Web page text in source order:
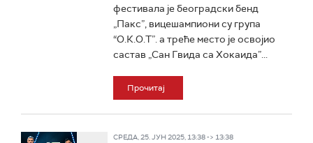
фестивала је београдски бенд
„Пакс”, вицешампиони су група
“О.К.О.Т”. а треће место је освојио
састав „Сан Гвида са Хокаида”...
Прочитај
СРЕДА, 25. ЈУН 2025, 13:38 -> 13:38